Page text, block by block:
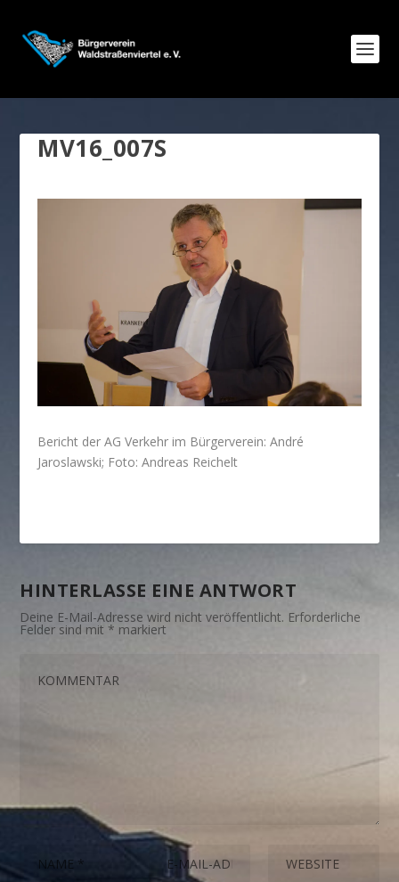
MV16_007S
Bericht der AG Verkehr im Bürgerverein: André
Jaroslawski; Foto: Andreas Reichelt
HINTERLASSE EINE ANTWORT
Deine E-Mail-Adresse wird nicht veröffentlicht. Erforderliche
Felder sind mit * markiert